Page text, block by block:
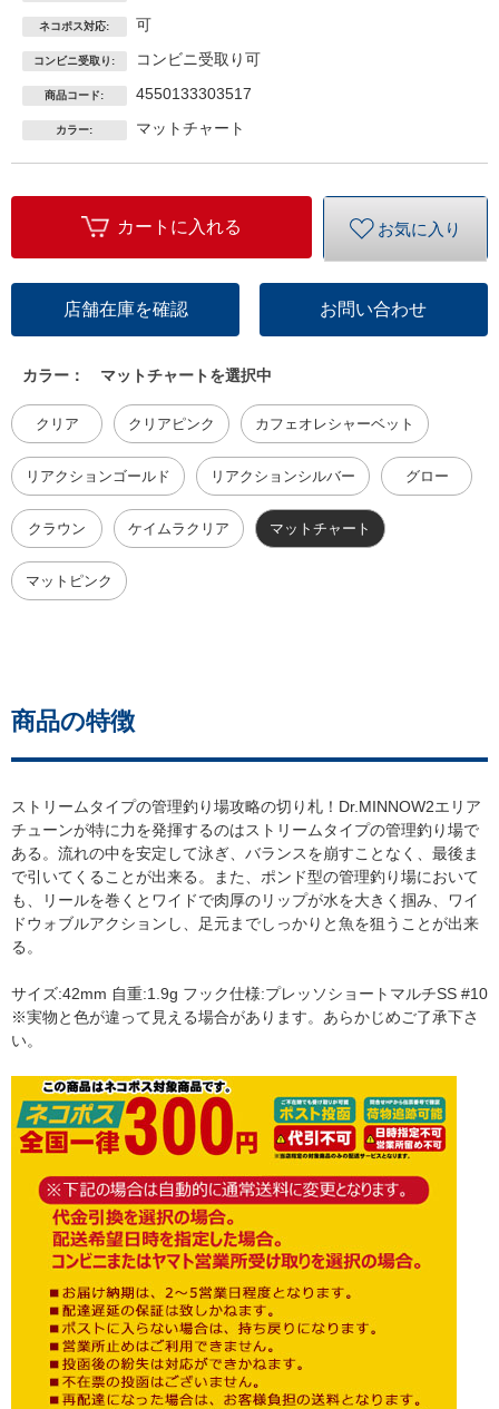
ネコポス対応: 可
コンビニ受取り: コンビニ受取り可
商品コード: 4550133303517
カラー: マットチャート
カートに入れる お気に入り
店舗在庫を確認 お問い合わせ
カラー： マットチャートを選択中
クリア クリアピンク カフェオレシャーベット
リアクションゴールド リアクションシルバー グロー
クラウン ケイムラクリア マットチャート
マットピンク
商品の特徴
ストリームタイプの管理釣り場攻略の切り札！Dr.MINNOW2エリア
チューンが特に力を発揮するのはストリームタイプの管理釣り場で
ある。流れの中を安定して泳ぎ、バランスを崩すことなく、最後ま
で引いてくることが出来る。また、ポンド型の管理釣り場において
も、リールを巻くとワイドで肉厚のリップが水を大きく掴み、ワイ
ドウォブルアクションし、足元までしっかりと魚を狙うことが出来
る。
サイズ:42mm 自重:1.9g フック仕様:プレッソショートマルチSS #10
※実物と色が違って見える場合があります。あらかじめご了承下さ
い。